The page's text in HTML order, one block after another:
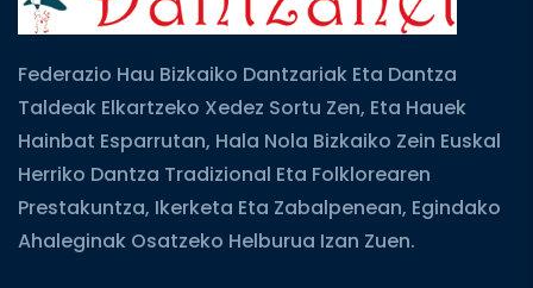
Federazio Hau Bizkaiko Dantzariak Eta Dantza
Taldeak Elkartzeko Xedez Sortu Zen, Eta Hauek
Hainbat Esparrutan, Hala Nola Bizkaiko Zein Euskal
Herriko Dantza Tradizional Eta Folklorearen
Prestakuntza, Ikerketa Eta Zabalpenean, Egindako
Ahaleginak Osatzeko Helburua Izan Zuen.